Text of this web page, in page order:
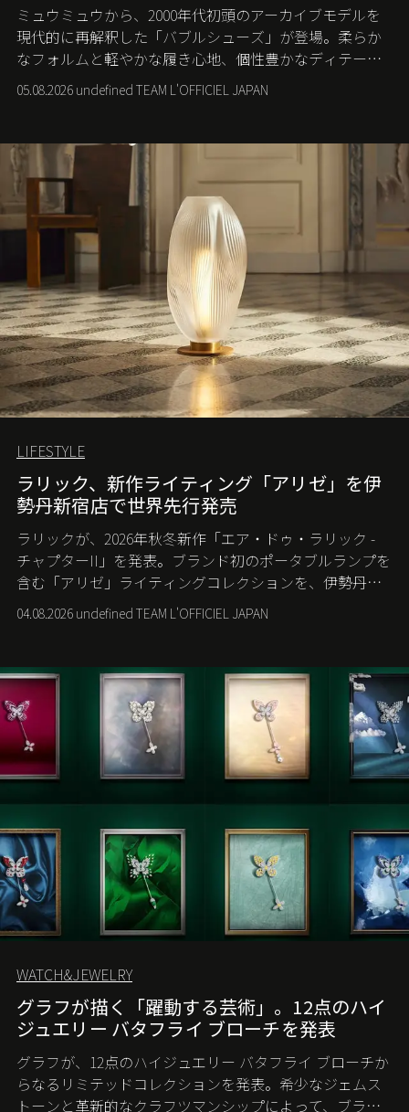
ミュウミュウから、2000年代初頭のアーカイブモデルを
現代的に再解釈した「バブルシューズ」が登場。柔らか
なフォルムと軽やかな履き心地、個性豊かなディテール
が、スポーツウェアの美学に新たな表情を添える。
05.08.2026 undefined TEAM L'OFFICIEL JAPAN
LIFESTYLE
ラリック、新作ライティング「アリゼ」を伊
勢丹新宿店で世界先行発売
ラリックが、2026年秋冬新作「エア・ドゥ・ラリック -
チャプターII」を発表。ブランド初のポータブルランプを
含む「アリゼ」ライティングコレクションを、伊勢丹新
宿店の期間限定ポップアップで世界に先駆けて発売す
る。
04.08.2026 undefined TEAM L'OFFICIEL JAPAN
WATCH&JEWELRY
グラフが描く「躍動する芸術」。12点のハイ
ジュエリー バタフライ ブローチを発表
グラフが、12点のハイジュエリー バタフライ ブローチか
らなるリミテッドコレクションを発表。希少なジェムス
トーンと革新的なクラフツマンシップによって、ブラン